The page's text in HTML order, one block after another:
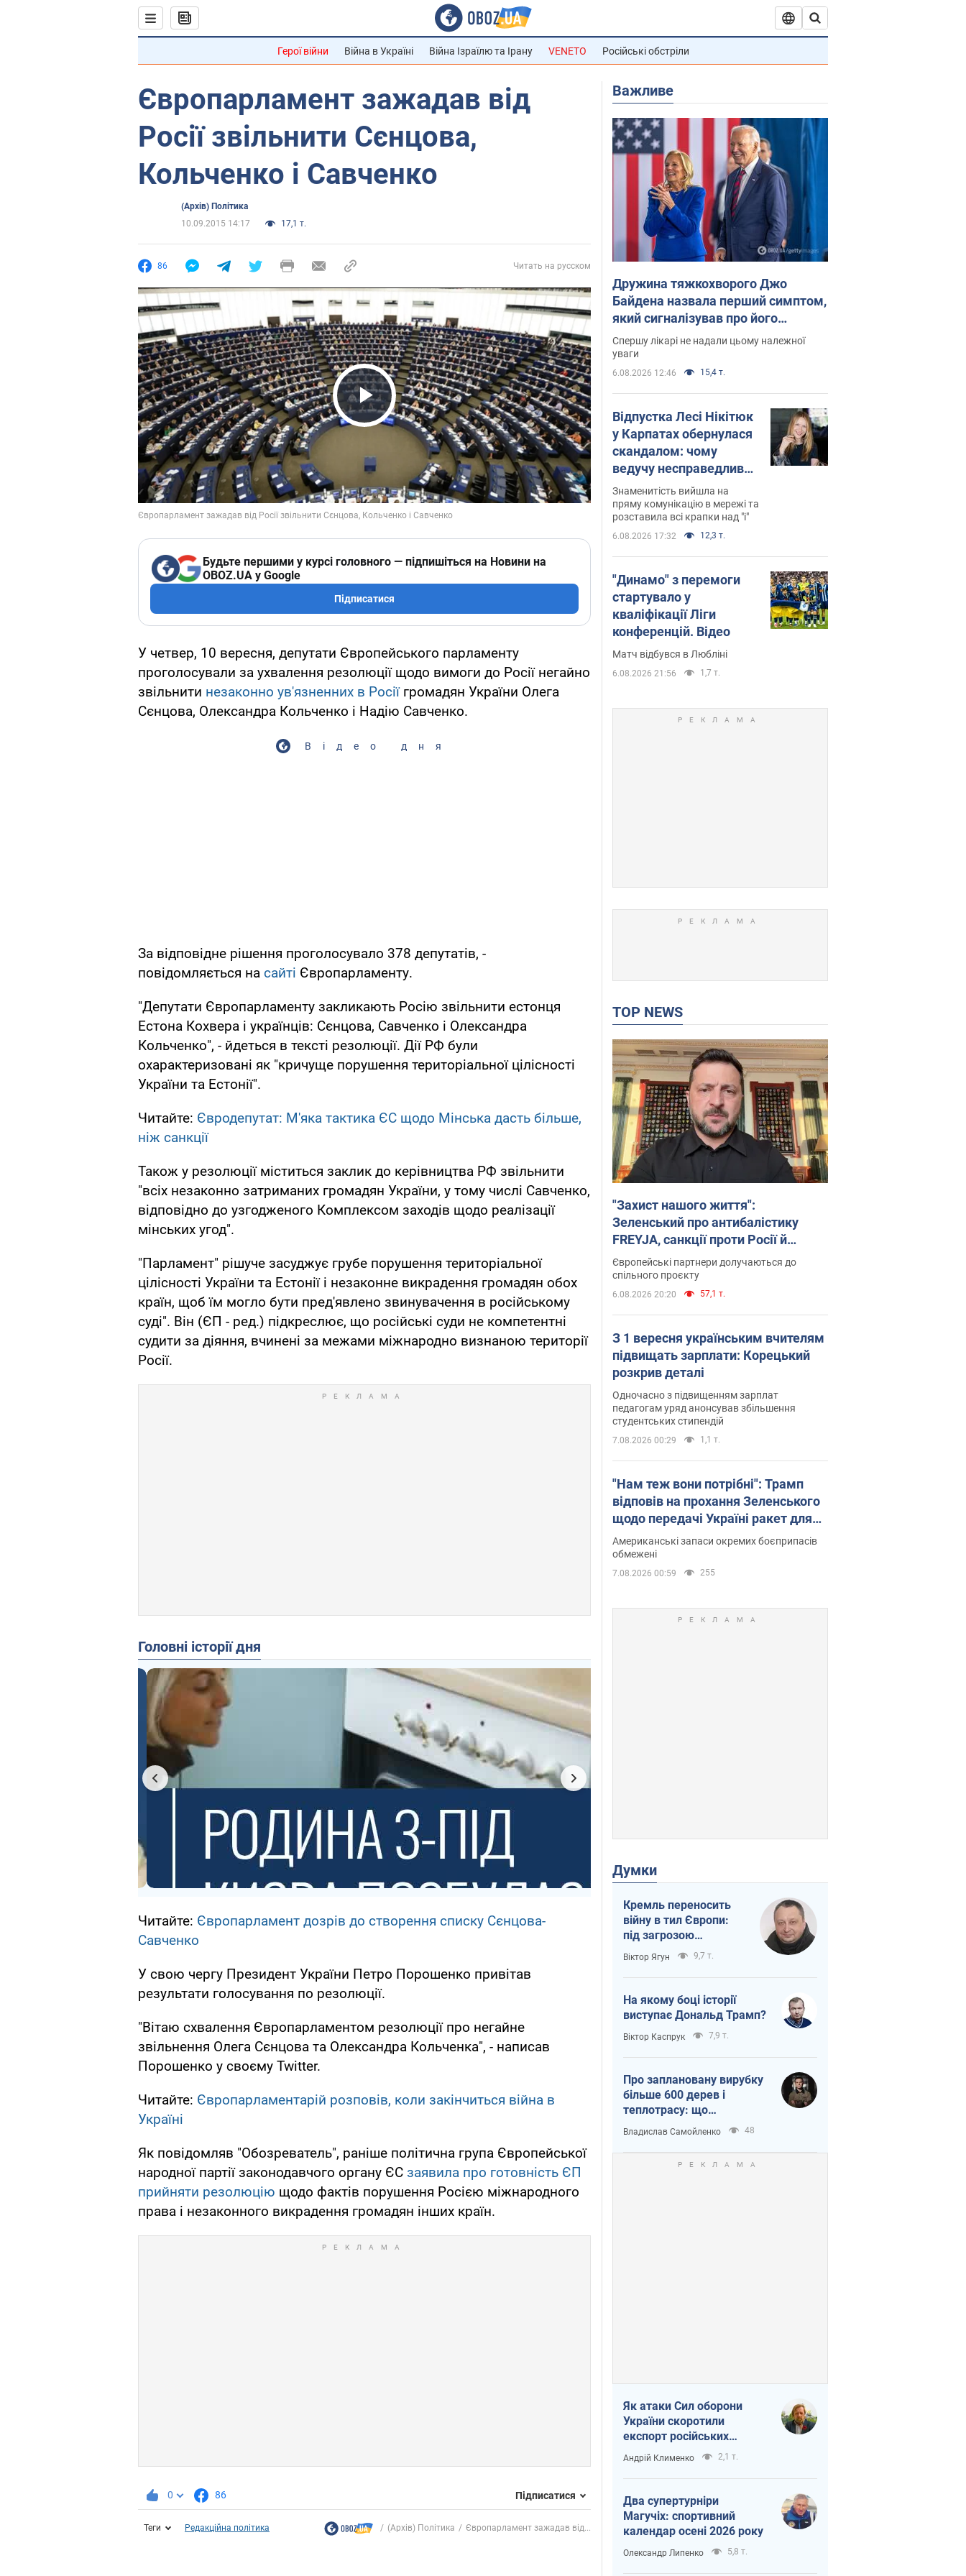
Герої війни Війна в Україні Війна Ізраїлю та Ірану VENETO Російські обстріли
Європарламент зажадав від
Росії звільнити Сєнцова,
Кольченко і Савченко
(Архів) Політика
10.09.2015 14:17
17,1 т.
86 Читать на русском
Play Video
Будьте першими у курсі головного — підпишіться на Новини на
OBOZ.UA у Google
Підписатися
У четвер, 10 вересня, депутати Європейського парламенту
проголосували за ухвалення резолюції щодо вимоги до Росії негайно
звільнити незаконно ув'язненних в Росіїгромадян України Олега
Сєнцова, Олександра Кольченко і Надію Савченко.
Відео дня
За відповідне рішення проголосувало 378 депутатів, -
повідомляється на сайті Європарламенту.
"Депутати Європарламенту закликають Росію звільнити естонця
Естона Кохвера і українців: Сєнцова, Савченко і Олександра
Кольченко", - йдеться в тексті резолюції. Дії РФ були
охарактеризовані як "кричуще порушення територіальної цілісності
України та Естонії".
Читайте: Євродепутат: М'яка тактика ЄС щодо Мінська дасть більше,
ніж санкції
Також у резолюції міститься заклик до керівництва РФ звільнити
"всіх незаконно затриманих громадян України, у тому числі Савченко,
відповідно до узгодженого Комплексом заходів щодо реалізації
мінських угод".
"Парламент" рішуче засуджує грубе порушення територіальної
цілісності України та Естонії і незаконне викрадення громадян обох
країн, щоб їм могло бути пред'явлено звинувачення в російському
суді". Він (ЄП - ред.) підкреслює, що російські суди не компетентні
судити за діяння, вчинені за межами міжнародно визнаною території
Росії.
Головні історії дня
Читайте: Європарламент дозрів до створення списку Сєнцова-
Савченко
У свою чергу Президент України Петро Порошенко привітав
результати голосування по резолюції.
"Вітаю схвалення Європарламентом резолюції про негайне
звільнення Олега Сєнцова та Олександра Кольченка", - написав
Порошенко у своєму Twitter.
Читайте: Європарламентарій розповів, коли закінчиться війна в
Україні
Як повідомляв "Обозреватель", раніше політична група Європейської
народної партії законодавчого органу ЄС заявила про готовність ЄП
прийняти резолюцію щодо фактів порушення Росією міжнародного
права і незаконного викрадення громадян інших країн.
0 86 Підписатися
Теги Редакційна політика (Архів) Політика Європарламент зажадав від...
Важливе
Дружина тяжкохворого Джо
Байдена назвала перший симптом,
який сигналізував про його
"агресивний" рак
Спершу лікарі не надали цьому належної
уваги
6.08.2026 12:46 15,4 т.
Відпустка Лесі Нікітюк
у Карпатах обернулася
скандалом: чому
ведучу несправедливо
захейтили
Знаменитість вийшла на
пряму комунікацію в мережі та
розставила всі крапки над "і"
6.08.2026 17:32 12,3 т.
"Динамо" з перемоги
стартувало у
кваліфікації Ліги
конференцій. Відео
Матч відбувся в Любліні
6.08.2026 21:56 1,7 т.
TOP NEWS
"Захист нашого життя":
Зеленський про антибалістику
FREYJA, санкції проти Росії й
підтримку аграріїв. Відео
Європейські партнери долучаються до
спільного проєкту
6.08.2026 20:20 57,1 т.
З 1 вересня українським вчителям
підвищать зарплати: Корецький
розкрив деталі
Одночасно з підвищенням зарплат
педагогам уряд анонсував збільшення
студентських стипендій
7.08.2026 00:29 1,1 т.
"Нам теж вони потрібні": Трамп
відповів на прохання Зеленського
щодо передачі Україні ракет для
Patriot
Американські запаси окремих боєприпасів
обмежені
7.08.2026 00:59 255
Думки
Кремль переносить
війну в тил Європи:
під загрозою
критична логістика
Віктор Ягун 9,7 т.
На якому боці історії
виступає Дональд Трамп?
Віктор Каспрук 7,9 т.
Про заплановану вирубку
більше 600 дерев і
теплотрасу: що
відбувається на Теремках
у Києві
Владислав Самойленко 48
Як атаки Сил оборони
України скоротили
експорт російських
нафтопродуктів
Андрій Клименко 2,1 т.
Два супертурніри
Магучіх: спортивний
календар осені 2026 року
Олександр Липенко 5,8 т.